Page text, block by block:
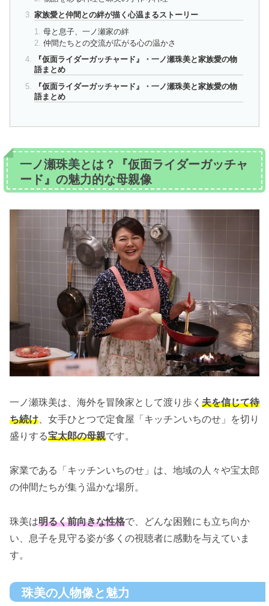
家族愛と仲間との絆が描く心温まるストーリー
母と息子、一ノ瀬家の絆
仲間たちとの交流が広がる心の温かさ
『仮面ライダーガッチャード』・一ノ瀬珠美と家族愛の物
語まとめ
『仮面ライダーガッチャード』・一ノ瀬珠美と家族愛の物
語まとめ
一ノ瀬珠美とは？『仮面ライダーガッチャ
ード』の魅力的な母親像
一ノ瀬珠美は、海外を冒険家として渡り歩く 夫を信じて待
ち続け 、女手ひとつで定食屋「キッチンいちのせ」を切り
盛りする宝太郎の母親です。
家業である「キッチンいちのせ」は、地域の人々や宝太郎
の仲間たちが集う温かな場所。
珠美は明るく前向きな性格で、どんな困難にも立ち向か
い、息子を見守る姿が多くの視聴者に感動を与えていま
す。
珠美の人物像と魅力